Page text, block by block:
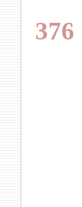
376